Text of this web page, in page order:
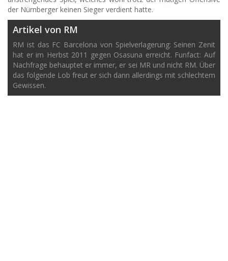
der Nürnberger keinen Sieger verdient hatte.
Artikel von RM
RM ist das FC Barcelona von Spielverlagerung: Seinen Zenit
hat er im Herbst 2011 gegen Osasuna erreicht. Funfact: Auf
Nachfrage behauptet er immer, er sei MR und nicht RM. Über
das folgende Lob freut er sich dann allerdings mit schlechtem
Gewissen.